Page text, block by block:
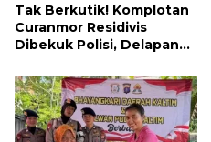
Tak Berkutik! Komplotan
Curanmor Residivis
Dibekuk Polisi, Delapan
Candipuro Terungkap